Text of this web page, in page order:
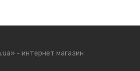
- интернет магазин